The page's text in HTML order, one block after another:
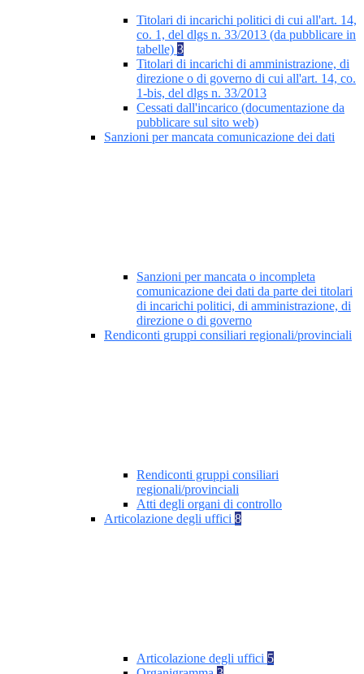
Titolari di incarichi politici di cui all'art. 14,
co. 1, del dlgs n. 33/2013 (da pubblicare in
tabelle) 3
Titolari di incarichi di amministrazione, di
direzione o di governo di cui all'art. 14, co.
1-bis, del dlgs n. 33/2013
Cessati dall'incarico (documentazione da
pubblicare sul sito web)
Sanzioni per mancata comunicazione dei dati
Sanzioni per mancata o incompleta
comunicazione dei dati da parte dei titolari
di incarichi politici, di amministrazione, di
direzione o di governo
Rendiconti gruppi consiliari regionali/provinciali
Rendiconti gruppi consiliari
regionali/provinciali
Atti degli organi di controllo
Articolazione degli uffici 8
Articolazione degli uffici 5